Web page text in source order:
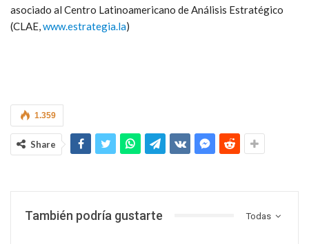
asociado al Centro Latinoamericano de Análisis Estratégico
(CLAE, www.estrategia.la)
1.359
Share
Todas
También podría gustarte